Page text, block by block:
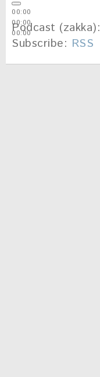
00:00
00:00
00:00
Podcast (zakka):
Subscribe: RSS